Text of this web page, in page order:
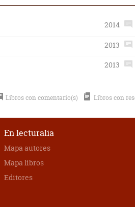
2014
2013
2013
Libros con comentario(s) Libros con
En lecturalia
Mapa autores
Mapa libros
Editores